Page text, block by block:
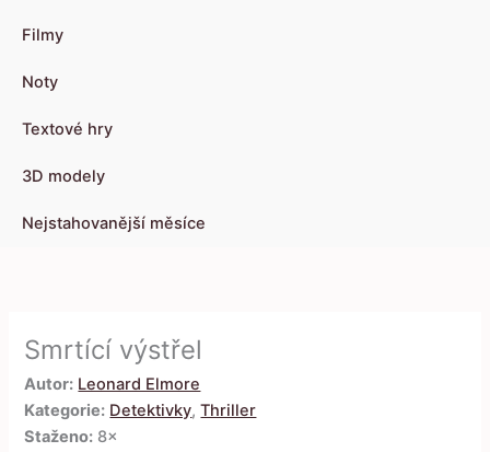
Filmy
Noty
Textové hry
3D modely
Nejstahovanější měsíce
Smrtící výstřel
Autor: Leonard Elmore
Kategorie: Detektivky,Thriller
Staženo: 8×